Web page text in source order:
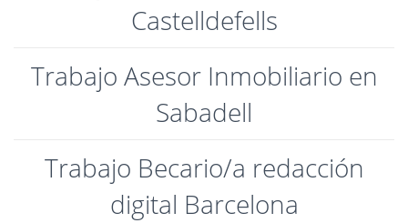
Castelldefells
Trabajo Asesor Inmobiliario en
Sabadell
Trabajo Becario/a redacción
digital Barcelona